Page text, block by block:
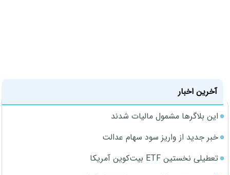
آخرین اخبار
این بلاگرها مشمول مالیات شدند
خبر جدید از واریز سود سهام عدالت
تعطیلی نخستین ETF بیت‌کوین آمریکا